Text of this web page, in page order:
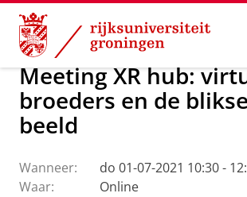
Skip
Content
Skip
Navigation
Maatschappij/bedrijven Actueel
Meeting XR hub:
broeders en de
beeld
Wanneer:
do 01-07-2021 10:30 -
Waar:
Online